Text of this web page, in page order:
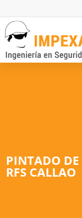
PINTADO DE
RFS CALLAO